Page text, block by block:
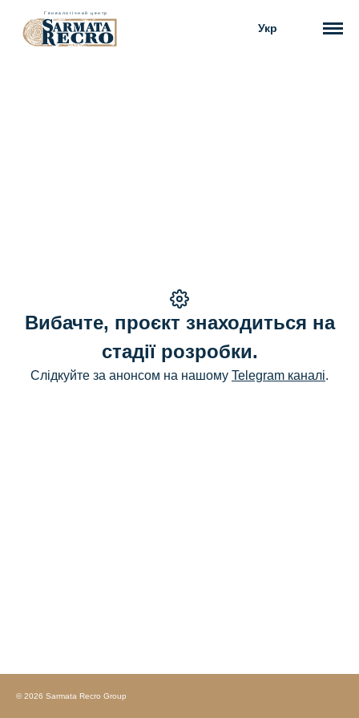
Укр
Вибачте, проєкт знаходиться на
стадії розробки.
Слідкуйте за анонсом на нашому Telegram каналі.
© 2026 Sarmata Recro Group